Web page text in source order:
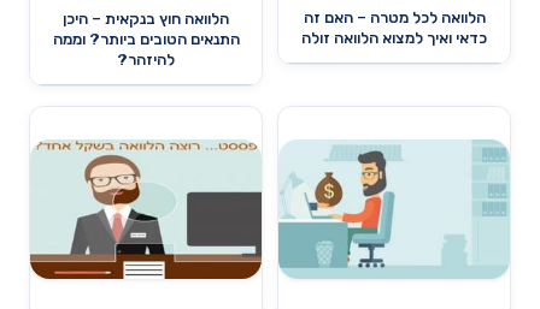
הלוואה לכל מטרה – האם זה
כדאי ואיך למצוא הלוואה זולה
הלוואה חוץ בנקאית – היכן
התנאים הטובים ביותר? וממה
להיזהר?